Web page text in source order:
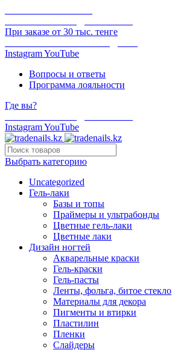
При заказе от 30 тыс. тенге
InstagramYouTube
Вопросы и ответы
Программа лояльности
Где вы?
InstagramYouTube
Выбрать категорию
Uncategorized
Гель-лаки
Базы и топы
Праймеры и ультрабонды
Цветные гель-лаки
Цветные лаки
Дизайн ногтей
Акварельные краски
Гель-краски
Гель-пасты
Ленты, фольга, битое стекло
Материалы для декора
Пигменты и втирки
Пластилин
Пленки
Слайдеры